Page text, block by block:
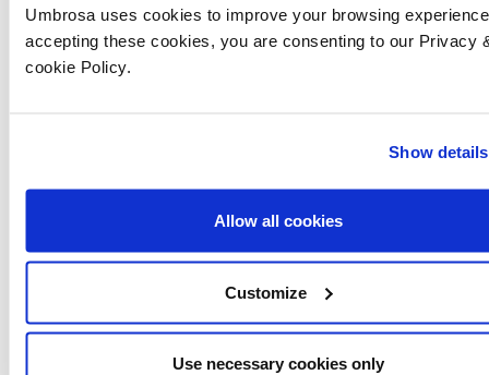
Umbrosa uses cookies to improve your browsing
accepting these cookies, you are consenting to our Privacy
cookie Policy.
Show details
Allow all cookies
Customize
Use necessary cookies only
instalación. Los manuales se encuentran por colección
ennuestro sitioweb. Todos los repuestos se pueden
solicitar a través de su distribuidor Umbrosa.
COMPARTA ESTE CUENTO